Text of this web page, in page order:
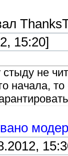
15:20]
не
начала,